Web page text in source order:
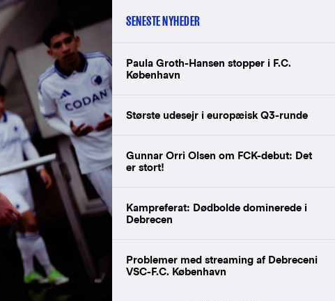
SENESTE NYHEDER
Paula Groth-Hansen stopper i F.C.
København
Største udesejr i europæisk Q3-runde
Gunnar Orri Olsen om FCK-debut: Det
er stort!
Kampreferat: Dødbolde dominerede i
Debrecen
Problemer med streaming af Debreceni
VSC-F.C. København